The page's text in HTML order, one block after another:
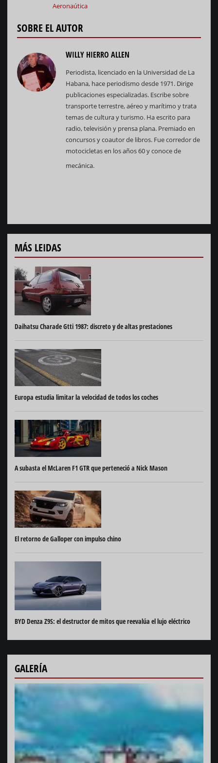
Aeronaútica
SOBRE EL AUTOR
WILLY HIERRO ALLEN
Periodista, licenciado en la Universidad de La
Habana, hace periodismo desde 1971. Dirige
publicaciones especializadas. Escribe sobre
transporte terrestre, aéreo y marítimo y trata
temas de cultura y turismo. Ha escrito para
radio, televisión y prensa plana. Premiado en
concursos y coautor de libros. Fue corredor de
motocicletas en los años 60 y conoce de
mecánica.
MÁS LEIDAS
Daihatsu Charade Gtti 1987: discreto y de altas prestaciones
Europa estudia limitar la velocidad de todos los coches
A subasta el McLaren F1 GTR que perteneció a Nick Mason
El retorno de Galloper con impulso chino
BYD Denza Z9S: el destructor de mitos que reevalúa el lujo eléctrico
GALERÍA